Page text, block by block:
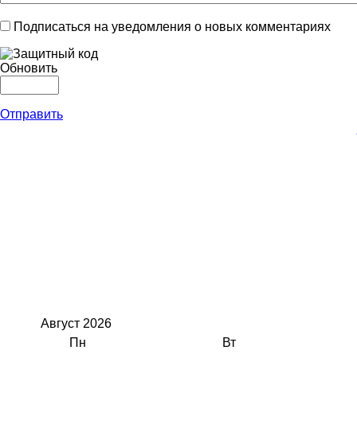
Подписаться на уведомления о новых комментариях
Обновить
Отправить
Август 2026
Пн
Вт